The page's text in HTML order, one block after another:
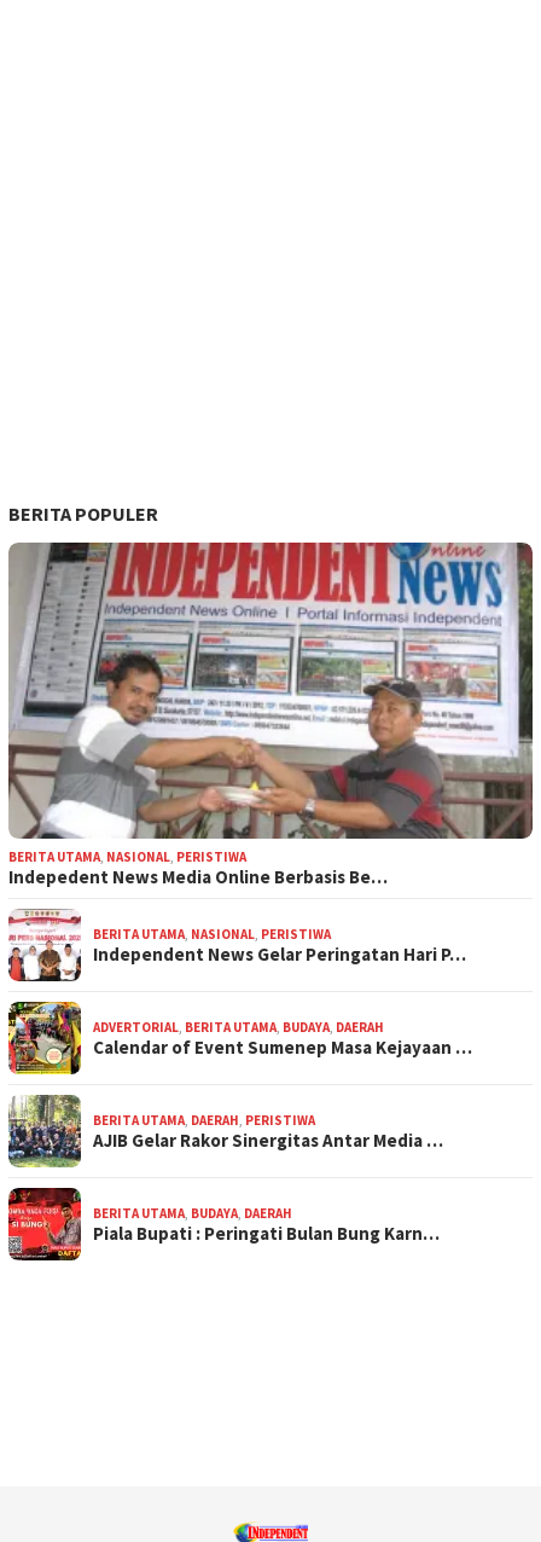
BERITA POPULER
BERITA UTAMA, NASIONAL, PERISTIWA
Indepedent News Media Online Berbasis Be…
BERITA UTAMA, NASIONAL, PERISTIWA
Independent News Gelar Peringatan Hari P…
ADVERTORIAL, BERITA UTAMA, BUDAYA, DAERAH
Calendar of Event Sumenep Masa Kejayaan …
BERITA UTAMA, DAERAH, PERISTIWA
AJIB Gelar Rakor Sinergitas Antar Media …
BERITA UTAMA, BUDAYA, DAERAH
Piala Bupati : Peringati Bulan Bung Karn…